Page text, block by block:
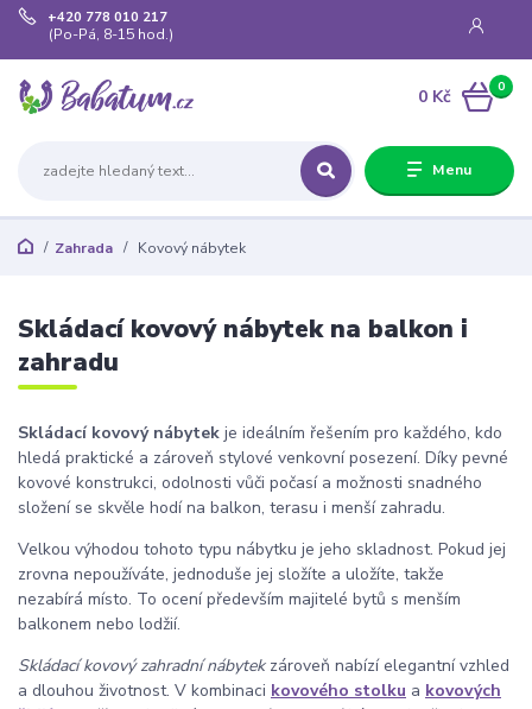
Menu
+420 778 010 217
(Po-Pá, 8-15 hod.)
0
0 Kč
Zahrada Kovový nábytek
Skládací kovový nábytek na balkon i
zahradu
Skládací kovový nábytek je ideálním řešením pro každého, kdo
hledá praktické a zároveň stylové venkovní posezení. Díky pevné
kovové konstrukci, odolnosti vůči počasí a možnosti snadného
složení se skvěle hodí na balkon, terasu i menší zahradu.
Velkou výhodou tohoto typu nábytku je jeho skladnost. Pokud jej
zrovna nepoužíváte, jednoduše jej složíte a uložíte, takže
nezabírá místo. To ocení především majitelé bytů s menším
balkonem nebo lodžií.
Skládací kovový zahradní nábytekzároveň nabízí elegantní vzhled
a dlouhou životnost. V kombinaci kovového stolku a kovových